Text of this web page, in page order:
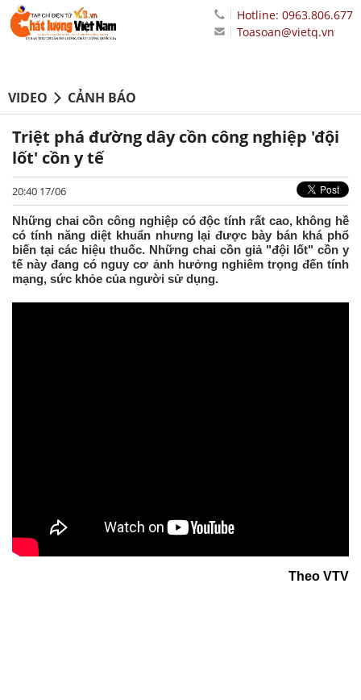
Hotline: 0963.806.677
Toasoan@vietq.vn
VIDEO CẢNH BÁO
Triệt phá đường dây cồn công nghiệp 'đội
lốt' cồn y tế
20:40 17/06
Những chai cồn công nghiệp có độc tính rất cao, không hề
có tính năng diệt khuẩn nhưng lại được bày bán khá phổ
biến tại các hiệu thuốc. Những chai cồn giả "đội lốt" cồn y
tế này đang có nguy cơ ảnh hưởng nghiêm trọng đến tính
mạng, sức khỏe của người sử dụng.
Theo VTV